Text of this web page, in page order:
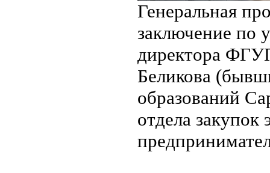
Генеральная
заключение по
директора
Беликова
образований
отдела закупок